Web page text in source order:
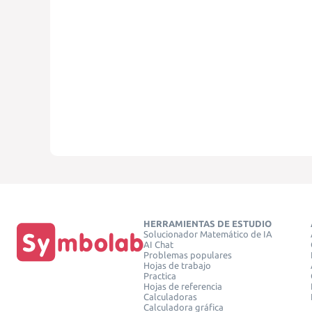
HERRAMIENTAS DE ESTUDIO
Solucionador Matemático de IA
AI Chat
Problemas populares
Hojas de trabajo
Practica
Hojas de referencia
Calculadoras
Calculadora gráfica